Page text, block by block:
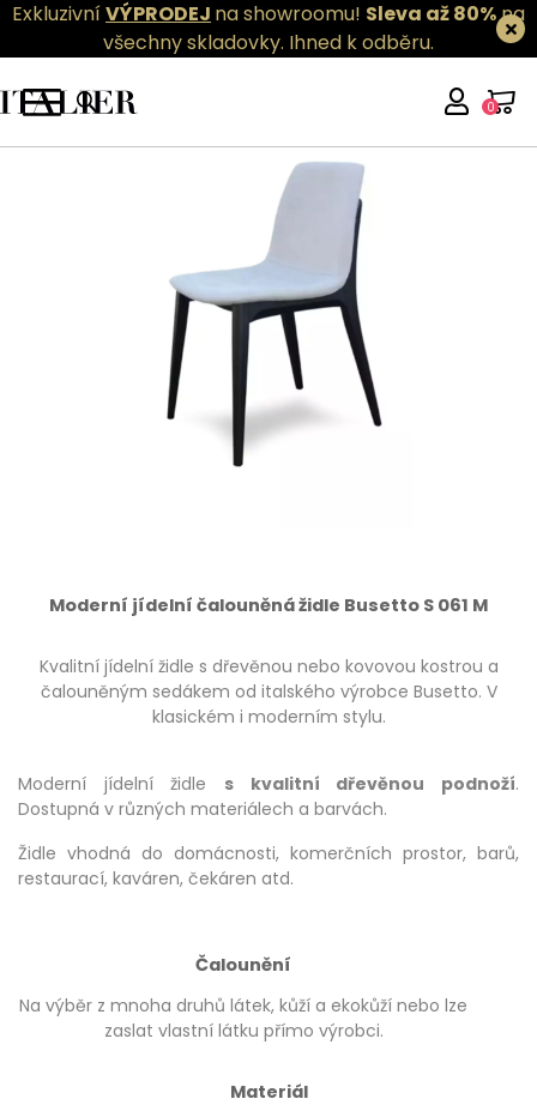
ExkluzivníVÝPRODEJ na showroomu! Sleva až 80%na
všechny skladovky. Ihned k odběru.
0
Moderní jídelní čalouněná židle Busetto S 061 M
Kvalitní jídelní židle s dřevěnou nebo kovovou kostrou a
čalouněným sedákem od italského výrobce Busetto. V
klasickém i moderním stylu.
Moderní jídelní židle s kvalitní dřevěnou podnoží.
Dostupná v různých materiálech a barvách.
Židle vhodná do domácnosti, komerčních prostor, barů,
restaurací, kaváren, čekáren atd.
Čalounění
Na výběr z mnoha druhů látek, kůží a ekokůží nebo lze
zaslat vlastní látku přímo výrobci.
Materiál